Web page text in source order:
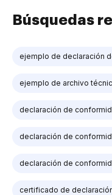
Búsquedas
ejemplo de declaración
ejemplo de archivo
declaración de
declaración de
declaración de
certificado de